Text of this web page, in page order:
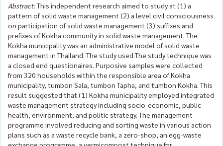
Abstract:This independent research aimed to study at (1) a
pattern of solid waste management (2) a level civil consciousness
on participation of solid waste management (3) suffixes and
prefixes of Kokha community in solid waste management. The
Kokha municipality was an administrative model of solid waste
management in Thailand. The study used The study technique was
a closed end questionaires. Purposive samples were collected
from 320 households within the responsible area of Kokha
municipality, tumbon Sala, tumbon Tapha, and tumbon Kokha. This
result suggested that (1) Kokha municipality employed integrated
waste management strategy including socio-economic, public
health, environment, and politic strategy. The management
programme involved reducing and sorting waste in various action
plans such as a waste recycle bank, a zero-shop, an egg-waste